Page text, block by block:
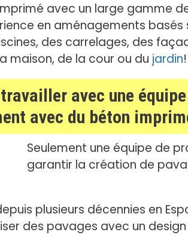
avec un large gamme
en aménagements
des carrelages, des
maison, de la cour ou du jardin!
avec une
avec du béton
Seulement une équipe de
garantir la création de
plusieurs décennies en
des pavages avec un